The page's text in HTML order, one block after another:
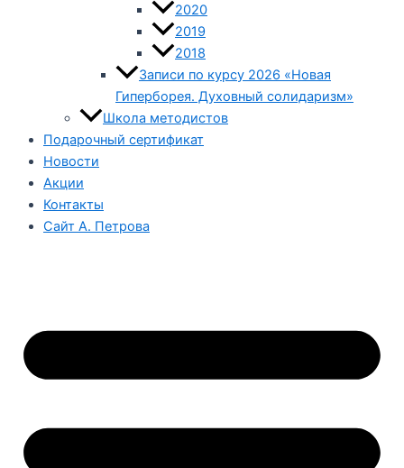
2020
2019
2018
Записи по курсу 2026 «Новая
Гиперборея. Духовный солидаризм»
Школа методистов
Подарочный сертификат
Новости
Акции
Контакты
Сайт А. Петрова